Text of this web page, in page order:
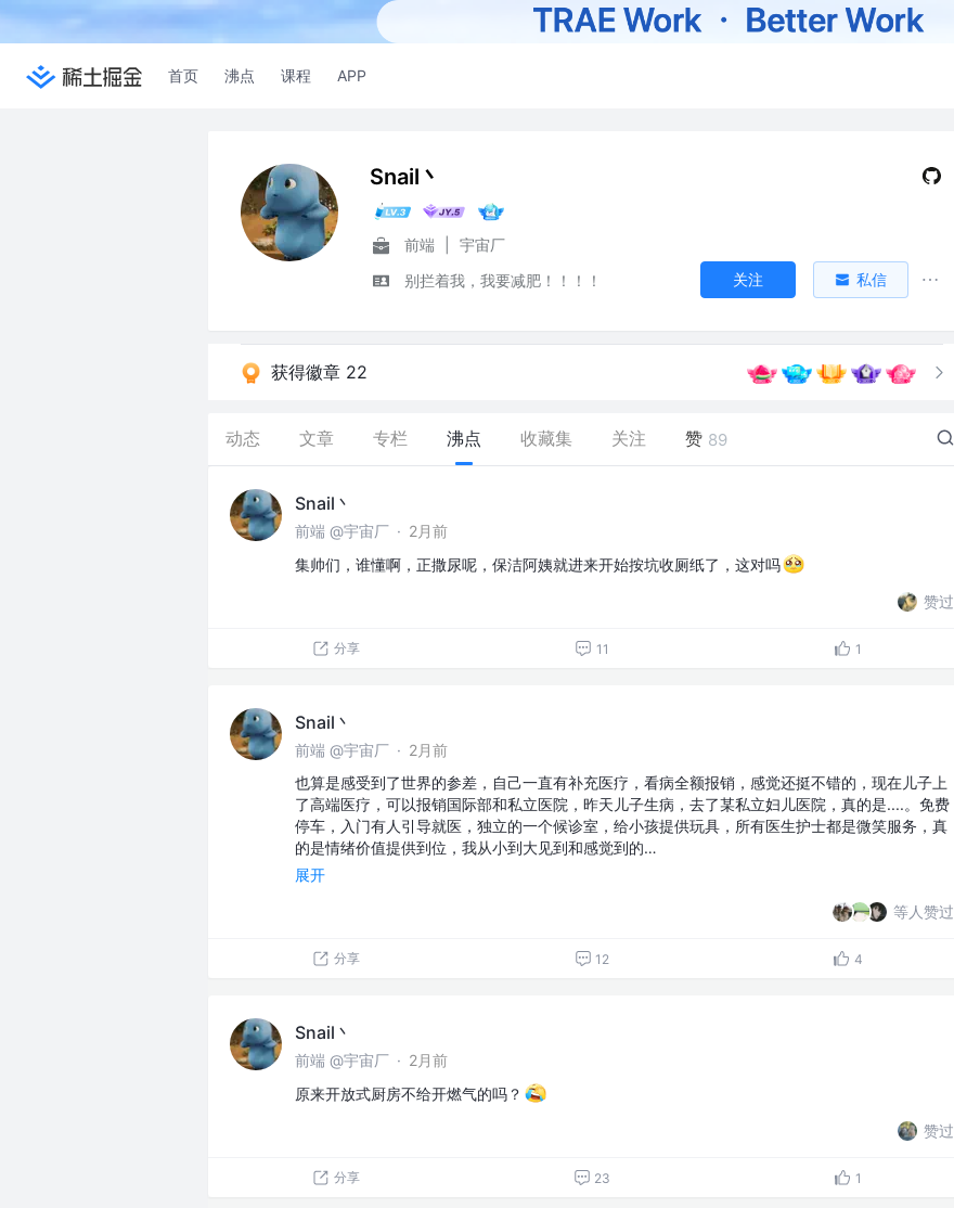
首页 沸点 课程 APP
Snail丶
前端
宇宙厂
别拦着我，我要减肥！！！！
关注 私信
获得徽章 22
动态 文章 专栏 沸点 收藏集 关注 赞 89
Snail丶
前端 @宇宙厂 · 2月前
集帅们，谁懂啊，正撒尿呢，保洁阿姨就进来开始按坑收厕纸了，这对吗
赞过
分享 11 1
Snail丶
前端 @宇宙厂 · 2月前
也算是感受到了世界的参差，自己一直有补充医疗，看病全额报销，感觉还挺不错的，现在儿子上
了高端医疗，可以报销国际部和私立医院，昨天儿子生病，去了某私立妇儿医院，真的是....。免费
停车，入门有人引导就医，独立的一个候诊室，给小孩提供玩具，所有医生护士都是微笑服务，真
的是情绪价值提供到位，我从小到大见到和感觉到的…
展开
等人赞过
分享 12 4
Snail丶
前端 @宇宙厂 · 2月前
原来开放式厨房不给开燃气的吗？
赞过
分享 23 1